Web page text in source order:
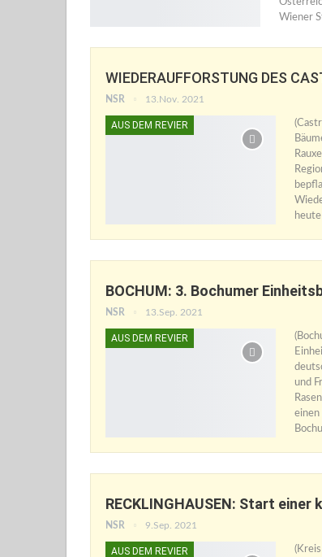
Wiener
WIEDERAUFFORSTUNG DES
NSR 13.Nov. 2021
AUS DEM REVIER
BOCHUM: 3. Bochumer
NSR 13.Sep. 2021
AUS DEM REVIER
und
einen
RECKLINGHAUSEN: Start
NSR 9.Sep. 2021
AUS DEM REVIER